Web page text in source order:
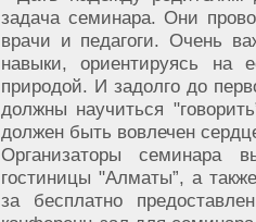
задача семинара. Они
врачи и педагоги. Очень
навыки, ориентируясь на
природой. И задолго до
должны научиться
должен быть вовлечен
Организаторы семинара
гостиницы "Алматы”, а
за бесплатно